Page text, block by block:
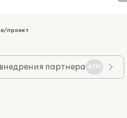
проект
партнера 4791